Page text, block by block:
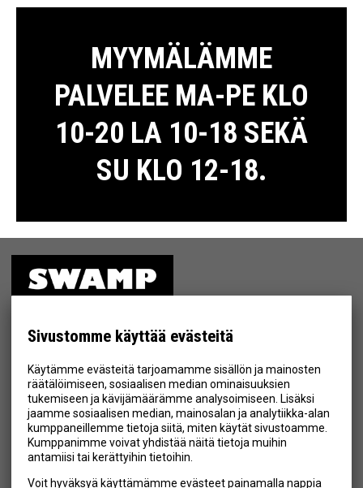
Sivustomme käyttää evästeitä
Käytämme evästeitä tarjoamamme sisällön ja mainosten
räätälöimiseen, sosiaalisen median ominaisuuksien
tukemiseen ja kävijämäärämme analysoimiseen. Lisäksi
jaamme sosiaalisen median, mainosalan ja analytiikka-alan
kumppaneillemme tietoja siitä, miten käytät sivustoamme.
Kumppanimme voivat yhdistää näitä tietoja muihin
antamiisi tai kerättyihin tietoihin.
Voit hyväksyä käyttämämme evästeet painamalla nappia
MYYMÄLÄMME
PALVELEE MA-PE KLO
10-20 LA 10-18 SEKÄ
SU KLO 12-18.
MYYMÄLÄ
YHTEYSTIEDOT
Hyväksyn henkilötietojen tallentamisen (
Tilaa